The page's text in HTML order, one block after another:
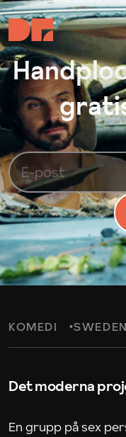
KOMEDI SWEDEN
Det moderna
En grupp på sex